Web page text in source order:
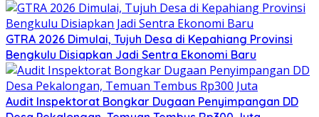
GTRA 2026 Dimulai, Tujuh Desa di Kepahiang Provinsi
Bengkulu Disiapkan Jadi Sentra Ekonomi Baru
Audit Inspektorat Bongkar Dugaan Penyimpangan DD